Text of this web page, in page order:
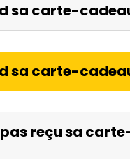
sa carte-
sa carte-
reçu sa